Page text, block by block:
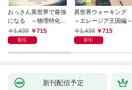
おっさん異世界で最強
になる ～物理特化の
覚醒者～
1,430 715
割引
異世界ウォーキング
～エレージア王国編～
1,430
715
割引
新刊配信予定